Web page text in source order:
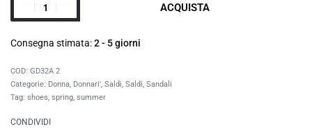
ACQUISTA
Consegna stimata:2 - 5 giorni
GD32A 2
Categorie: Donna, Donnari', Saldi, Saldi, Sandali
Tag: shoes, spring, summer
CONDIVIDI